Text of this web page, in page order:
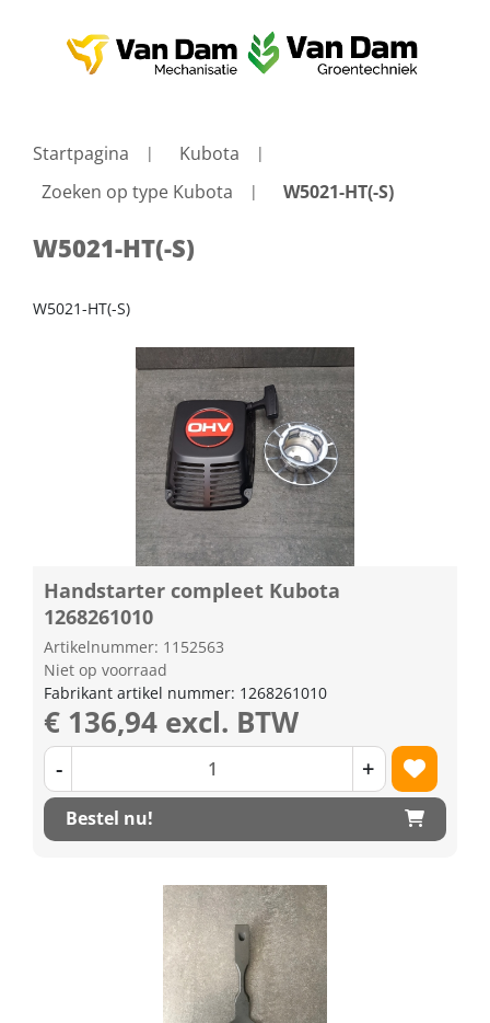
Startpagina
Kubota
Zoeken op type Kubota
W5021-HT(-S)
W5021-HT(-S)
W5021-HT(-S)
Handstarter compleet Kubota
1268261010
Artikelnummer: 1152563
Niet op voorraad
Fabrikant artikel nummer: 1268261010
€ 136,94 excl. BTW
- +
Bestel nu!